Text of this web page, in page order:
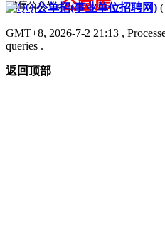
|公单招(事业单位招聘网) (
GMT+8, 2026-7-2 21:13 ,
queries .
返回顶部